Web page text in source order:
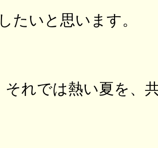
したいと思います。
それでは熱い夏を、